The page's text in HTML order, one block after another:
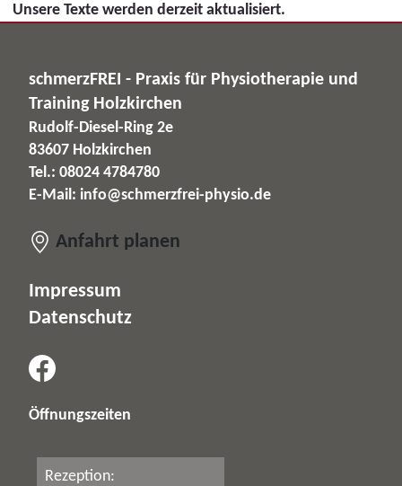
Unsere Texte werden derzeit aktualisiert.
schmerzFREI - Praxis für Physiotherapie und
Training Holzkirchen
Rudolf-Diesel-Ring 2e
83607 Holzkirchen
Tel.: 08024 4784780
E-Mail:info@schmerzfrei-physio.de
Anfahrt planen
Impressum
Datenschutz
Öffnungszeiten
Rezeption: